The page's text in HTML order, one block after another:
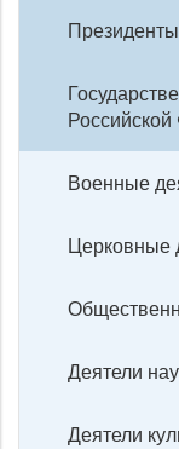
Военные
Церковные
Деятели
Деятели